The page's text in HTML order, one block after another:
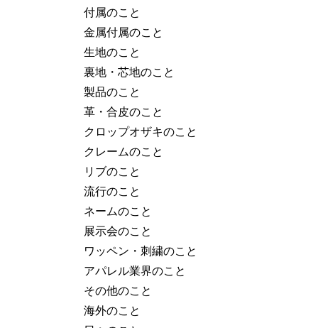
付属のこと
金属付属のこと
生地のこと
裏地・芯地のこと
製品のこと
革・合皮のこと
クロップオザキのこと
クレームのこと
リブのこと
流行のこと
ネームのこと
展示会のこと
ワッペン・刺繍のこと
アパレル業界のこと
その他のこと
海外のこと